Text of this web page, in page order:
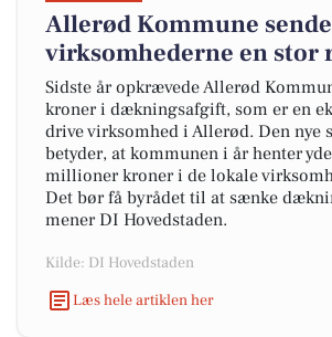
Allerød Kommune
virksomhederne en stor
Sidste år opkrævede Allerød
kroner i dækningsafgift, som er en
drive virksomhed i Allerød. Den nye
betyder, at kommunen i år henter
millioner kroner i de lokale
Det bør få byrådet til at sænke
mener DI Hovedstaden.
Kilde: DI Hovedstaden
Læs hele artiklen her